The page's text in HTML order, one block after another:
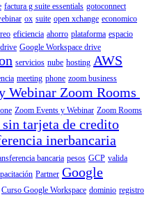
factura g suite essentials gotoconnect
ox suite open xchange economico
eficiencia ahorro plataforma espacio
drive Google Workspace drive
servicios nube hosting AWS
meeting phone zoom business
Webinar Zoom Rooms
Zoom Events y Webinar Zoom Rooms
sin tarjeta de credito
inerbancaria
bancaria pesos GCP valida
Partner Google
Curso Google Workspace dominio registro